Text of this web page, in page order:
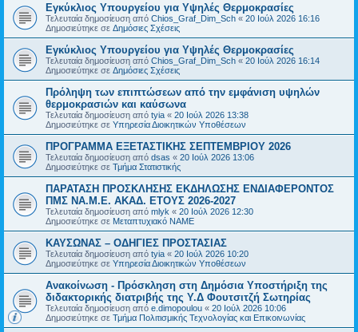
Εγκύκλιος Υπουργείου για Υψηλές Θερμοκρασίες
Τελευταία δημοσίευση από Chios_Graf_Dim_Sch « 20 Ιούλ 2026 16:16
Δημοσιεύτηκε σε Δημόσιες Σχέσεις
Εγκύκλιος Υπουργείου για Υψηλές Θερμοκρασίες
Τελευταία δημοσίευση από Chios_Graf_Dim_Sch « 20 Ιούλ 2026 16:14
Δημοσιεύτηκε σε Δημόσιες Σχέσεις
Πρόληψη των επιπτώσεων από την εμφάνιση υψηλών
θερμοκρασιών και καύσωνα
Τελευταία δημοσίευση από tyia « 20 Ιούλ 2026 13:38
Δημοσιεύτηκε σε Υπηρεσία Διοικητικών Υποθέσεων
ΠΡΟΓΡΑΜΜΑ ΕΞΕΤΑΣΤΙΚΗΣ ΣΕΠΤΕΜΒΡΙΟΥ 2026
Τελευταία δημοσίευση από dsas « 20 Ιούλ 2026 13:06
Δημοσιεύτηκε σε Τμήμα Στατιστικής
ΠΑΡΑΤΑΣΗ ΠΡΟΣΚΛΗΣΗΣ ΕΚΔΗΛΩΣΗΣ ΕΝΔΙΑΦΕΡΟΝΤΟΣ
ΠΜΣ ΝΑ.Μ.Ε. ΑΚΑΔ. ΕΤΟΥΣ 2026-2027
Τελευταία δημοσίευση από mlyk « 20 Ιούλ 2026 12:30
Δημοσιεύτηκε σε Μεταπτυχιακό ΝΑΜΕ
ΚΑΥΣΩΝΑΣ – ΟΔΗΓΙΕΣ ΠΡΟΣΤΑΣΙΑΣ
Τελευταία δημοσίευση από tyia « 20 Ιούλ 2026 10:20
Δημοσιεύτηκε σε Υπηρεσία Διοικητικών Υποθέσεων
Ανακοίνωση - Πρόσκληση στη Δημόσια Υποστήριξη της
διδακτορικής διατριβής της Υ.Δ Φουτσιτζή Σωτηρίας
Τελευταία δημοσίευση από e.dimopoulou « 20 Ιούλ 2026 10:06
Δημοσιεύτηκε σε Τμήμα Πολιτισμικής Τεχνολογίας και Επικοινωνίας